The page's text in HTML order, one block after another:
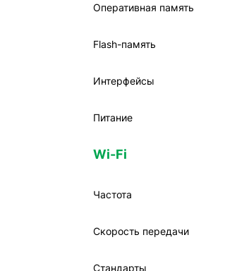
Оперативная память
Flash-память
Интерфейсы
Питание
Wi-Fi
Частота
Скорость передачи
Стандарты